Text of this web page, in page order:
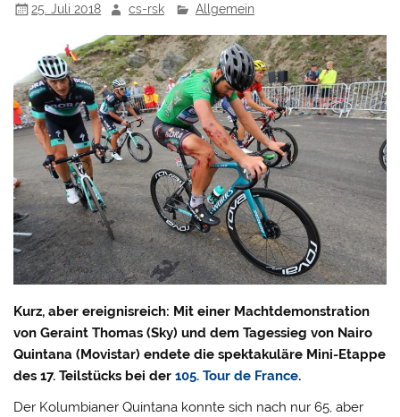
25. Juli 2018 cs-rsk Allgemein
Kurz, aber ereignisreich: Mit einer Machtdemonstration
von Geraint Thomas (Sky) und dem Tagessieg von Nairo
Quintana (Movistar) endete die spektakuläre Mini-Etappe
des 17. Teilstücks bei der105. Tour de France.
Der Kolumbianer Quintana konnte sich nach nur 65, aber